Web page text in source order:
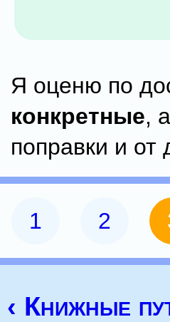
Я оценю по
конкретные,
поправки и
1 2
‹ Книжные